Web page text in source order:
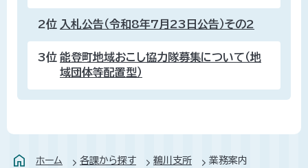
2位 入札公告（令和8年7月23日公告）その2
3位 能登町地域おこし協力隊募集について（地
域団体等配置型）
ホーム 各課から探す 鵜川支所 業務案内